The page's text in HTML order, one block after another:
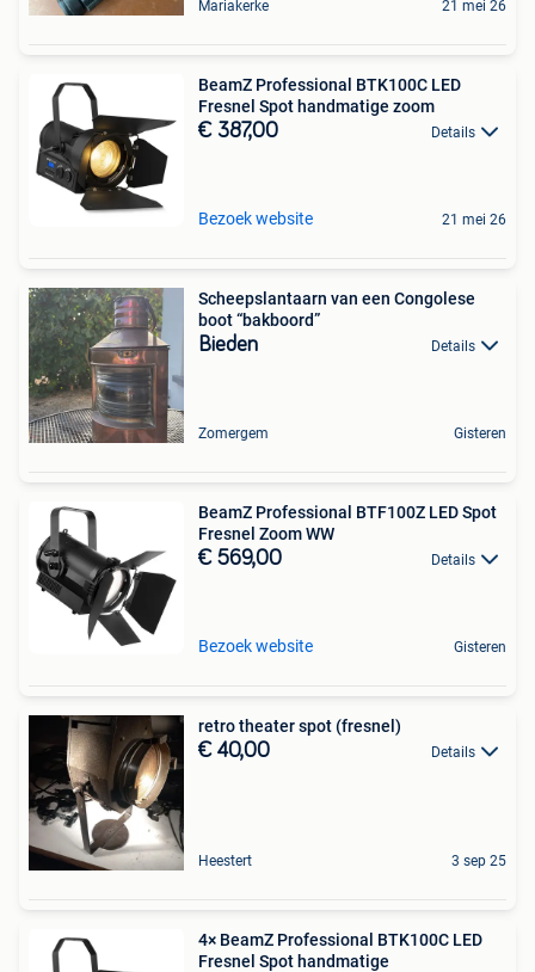
Mariakerke 21 mei 26
BeamZ Professional BTK100C LED
Fresnel Spot handmatige zoom
€ 387,00 Details
Bezoek website 21 mei 26
Scheepslantaarn van een Congolese
boot “bakboord”
Bieden Details
Zomergem Gisteren
BeamZ Professional BTF100Z LED Spot
Fresnel Zoom WW
€ 569,00 Details
Bezoek website Gisteren
retro theater spot (fresnel)
€ 40,00 Details
Heestert 3 sep 25
4× BeamZ Professional BTK100C LED
Fresnel Spot handmatige